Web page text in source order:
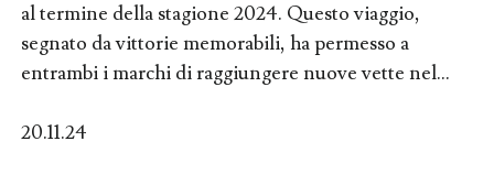
al termine della stagione 2024. Questo viaggio,
segnato da vittorie memorabili, ha permesso a
entrambi i marchi di raggiungere nuove vette nel...
20.11.24